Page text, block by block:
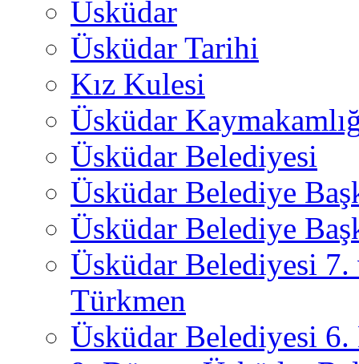
Üsküdar
Üsküdar Tarihi
Kız Kulesi
Üsküdar
Üsküdar Belediyesi
Üsküdar Belediye
Üsküdar Belediye
Üsküdar Belediyesi
Türkmen
Üsküdar Belediyesi 6.